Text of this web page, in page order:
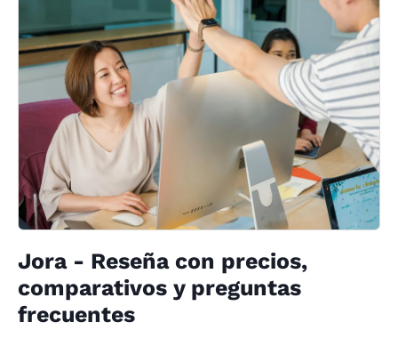
Jora - Reseña con precios,
comparativos y preguntas
frecuentes